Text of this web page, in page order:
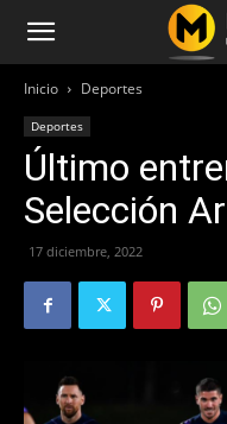
Inicio Deportes
Deportes
Último
Selección
17 diciembre, 2022